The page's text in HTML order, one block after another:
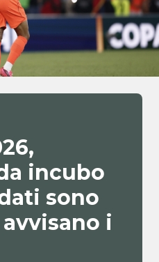
incubo
sono
i